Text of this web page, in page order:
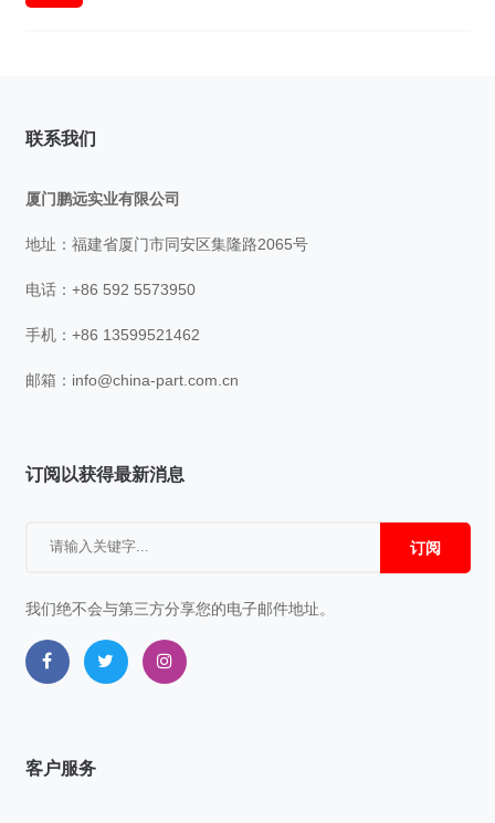
联系我们
厦门鹏远实业有限公司
地址：福建省厦门市同安区集隆路2065号
电话：+86 592 5573950
手机：+86 13599521462
邮箱： info@china-part.com.cn
订阅以获得最新消息
订阅
我们绝不会与第三方分享您的电子邮件地址。
客户服务